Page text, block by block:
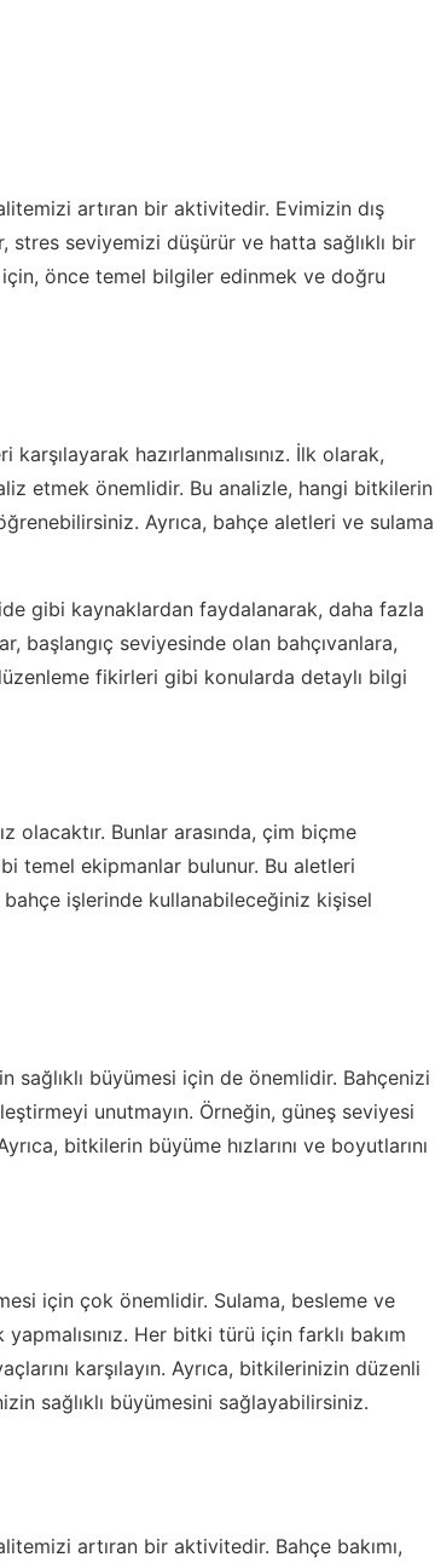
artıran bir aktivitedir. Evimizin dış
stres seviyemizi düşürür ve hatta sağlıklı bir
için, önce temel bilgiler edinmek ve doğru
hazırlanmalısınız. İlk olarak,
etmek önemlidir. Bu analizle, hangi bitkilerin
Ayrıca, bahçe aletleri ve sulama
gibi kaynaklardan faydalanarak, daha fazla
başlangıç seviyesinde olan bahçıvanlara,
fikirleri gibi konularda detaylı bilgi
olacaktır. Bunlar arasında, çim biçme
temel ekipmanlar bulunur. Bu aletleri
bahçe işlerinde kullanabileceğiniz kişisel
sağlıklı büyümesi için de önemlidir. Bahçenizi
unutmayın. Örneğin, güneş seviyesi
bitkilerin büyüme hızlarını ve boyutlarını
için çok önemlidir. Sulama, besleme ve
Her bitki türü için farklı bakım
karşılayın. Ayrıca, bitkilerinizin düzenli
sağlıklı büyümesini sağlayabilirsiniz.
artıran bir aktivitedir. Bahçe bakımı,